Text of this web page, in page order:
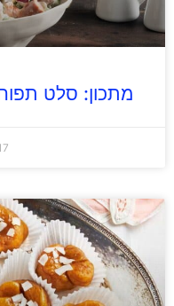
מתכון: סלט
17 במרץ